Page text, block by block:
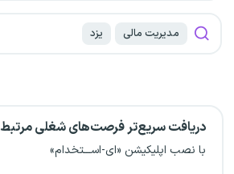
مدیریت مالی یزد
دریافت سریع‌تر فرصت‌های شغلی مرتبط
با نصب اپلیکیشن «ای-اســـتخدام»